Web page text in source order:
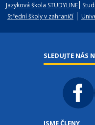
Jazyková škola STUDYLINE
Střední školy v zahraničí
SLEDUJTE NÁS
JSME ČLENY